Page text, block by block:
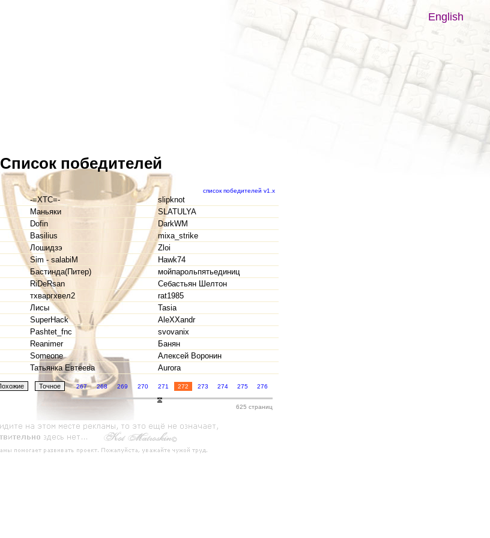
Список победителей
список победителей v1.x
-=XTC=-
slipknot
Маньяки
SLATULYA
Dofin
DarkWM
Basilius
mixa_strike
Лошидзэ
Zloi
Sim - salabiM
Hawk74
Бастинда(Питер)
мойпарольпятьединиц
RiDeRsan
Себастьян Шелтон
тхваргхвел2
rat1985
Лисы
Tasia
SuperHack
AleXXandr
Pashtet_fnc
svovanix
Reanimer
Банян
Someone
Алексей Воронин
Татьянка Евтеева Aurora
267 268 269 270 271 272 273 274 275 276
625 страниц
English